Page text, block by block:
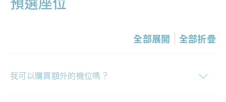
全部展開 全部折疊
我可以購買額外的機位嗎？